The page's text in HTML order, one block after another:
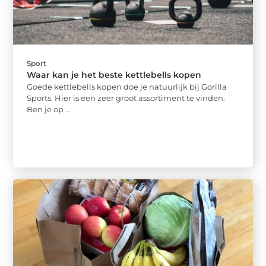
Sport
Waar kan je het beste kettlebells kopen
Goede kettlebells kopen doe je natuurlijk bij Gorilla
Sports. Hier is een zeer groot assortiment te vinden.
Ben je op ...